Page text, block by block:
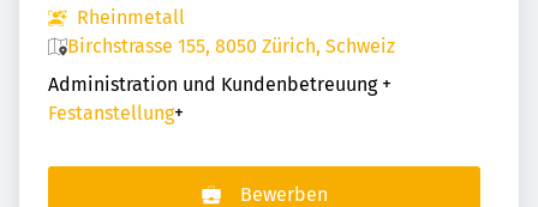
Rheinmetall
Birchstrasse 155, 8050 Zürich, Schweiz
Administration und Kundenbetreuung +
Festanstellung+
Bewerben